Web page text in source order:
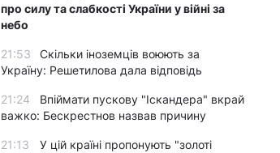
про силу та слабкості України у війні за
небо
21:53
Скільки іноземців воюють за
Україну: Решетилова дала відповідь
21:24
Впіймати пускову "Іскандера" вкрай
важко: Бескрестнов назвав причину
21:13
У цій країні пропонують "золоті